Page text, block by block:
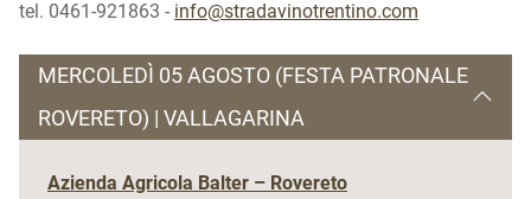
tel. 0461-921863 - info@stradavinotrentino.com
MERCOLEDÌ 05 AGOSTO (FESTA PATRONALE
ROVERETO) | VALLAGARINA
Azienda Agricola Balter – Rovereto